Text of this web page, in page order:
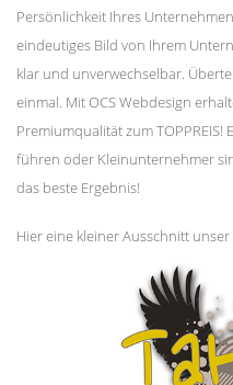
Persönlichkeit Ihres
eindeutiges Bild von Ihrem
klar und unverwechselbar.
einmal. Mit OCS Webdesign
Premiumqualität zum
führen oder Kleinunternehmer
das beste Ergebnis!
Hier eine kleiner Ausschnitt